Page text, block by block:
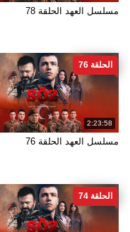
مسلسل العهد الحلقة 78
2:23:58
الحلقة 76
مسلسل العهد الحلقة 76
الحلقة 74